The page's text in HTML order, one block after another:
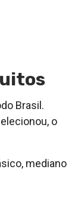
Brasil.
o
mediano